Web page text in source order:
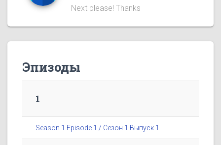
Next please! Thanks
Эпизоды
1
Season 1 Episode 1 / Сезон 1 Выпуск 1